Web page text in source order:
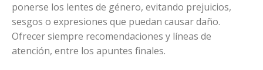
ponerse los lentes de género, evitando prejuicios,
sesgos o expresiones que puedan causar daño.
Ofrecer siempre recomendaciones y líneas de
atención, entre los apuntes finales.